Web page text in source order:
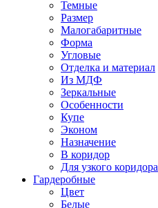
Темные
Размер
Малогабаритные
Форма
Угловые
Отделка и материал
Из МДФ
Зеркальные
Особенности
Купе
Эконом
Назначение
В коридор
Для узкого коридора
Гардеробные
Цвет
Белые